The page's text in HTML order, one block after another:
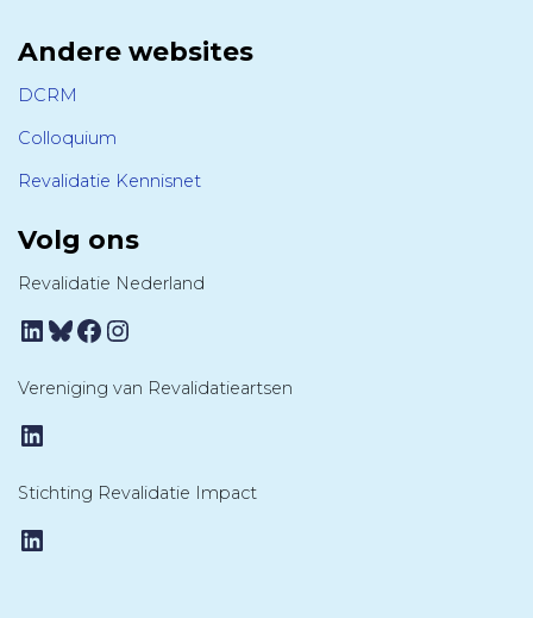
Andere websites
DCRM
Colloquium
Revalidatie Kennisnet
Volg ons
Revalidatie Nederland
LinkedIn
Bluesky
Facebook
Instagram
Vereniging van Revalidatieartsen
LinkedIn
Stichting Revalidatie Impact
LinkedIn